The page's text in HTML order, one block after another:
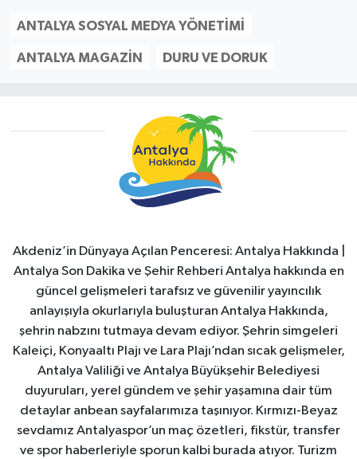
ANTALYA SOSYAL MEDYA YÖNETIMI
ANTALYA MAGAZIN DURU VE DORUK
Akdeniz’in Dünyaya Açılan Penceresi: Antalya Hakkında |
Antalya Son Dakika ve Şehir Rehberi Antalya hakkında en
güncel gelişmeleri tarafsız ve güvenilir yayıncılık
anlayışıyla okurlarıyla buluşturan Antalya Hakkında,
şehrin nabzını tutmaya devam ediyor. Şehrin simgeleri
Kaleiçi, Konyaaltı Plajı ve Lara Plajı’ndan sıcak gelişmeler,
Antalya Valiliği ve Antalya Büyükşehir Belediyesi
duyuruları, yerel gündem ve şehir yaşamına dair tüm
detaylar anbean sayfalarımıza taşınıyor. Kırmızı-Beyaz
sevdamız Antalyaspor’un maç özetleri, fikstür, transfer
ve spor haberleriyle sporun kalbi burada atıyor. Turizm